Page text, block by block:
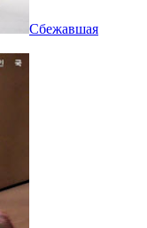
Сбежавшая